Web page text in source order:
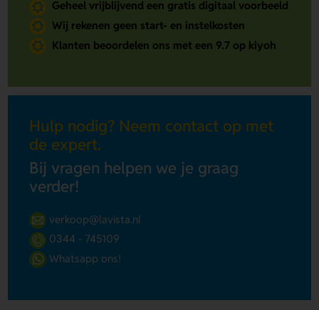
Geheel vrijblijvend een gratis digitaal voorbeeld
Wij rekenen geen start- en instelkosten
Klanten beoordelen ons met een 9.7 op kiyoh
Hulp nodig? Neem contact op met
de expert.
Bij vragen helpen we je graag
verder!
verkoop@lavista.nl
0344 - 745109
Whatsapp ons!